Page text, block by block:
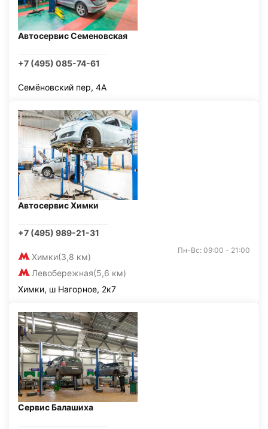
Автосервис Семеновская
+7 (495) 085-74-61
Семёновский пер, 4А
Автосервис Химки
+7 (495) 989-21-31
Химки(3,8 км)
Левобережная(5,6 км)
Пн-Вс: 09:00 - 21:00
Химки, ш Нагорное, 2к7
Сервис Балашиха